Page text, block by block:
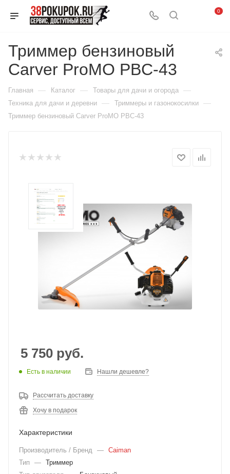
0
Триммер бензиновый
Carver ProMO PBC-43
Главная — Каталог — Товары для дачи и огорода —
Техника для дачи и деревни — Триммеры и газонокосилки —
Триммер бензиновый Carver ProMO PBC-43
5 750 руб.
Есть в наличии Нашли дешевле?
Рассчитать доставку
Хочу в подарок
Характеристики
Производитель / Бренд — Caiman
Тип
— Триммер